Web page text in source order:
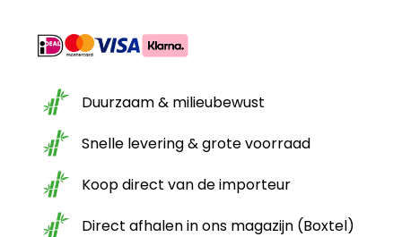
aantal
Duurzaam & milieubewust
Snelle levering & grote voorraad
Koop direct van de importeur
Direct afhalen in ons magazijn (Boxtel)